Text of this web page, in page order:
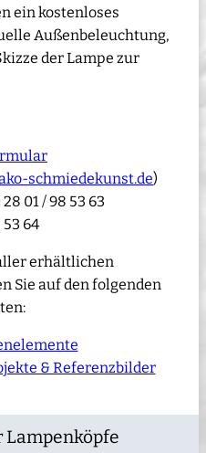
ein kostenloses
Außenbeleuchtung,
der Lampe zur
schmiedekunst.de)
01 / 98 53 63
53 64
erhältlichen
Sie auf den folgenden
& Referenzbilder
Lampenköpfe